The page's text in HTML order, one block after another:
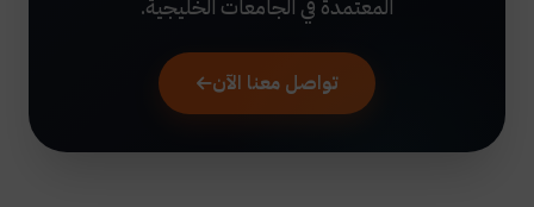
المعتمدة في الجامعات الخليجية.
تواصل معنا الآن